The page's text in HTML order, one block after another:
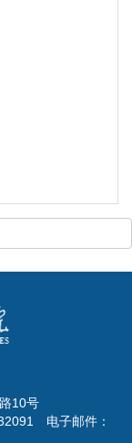
10号
电子邮件：